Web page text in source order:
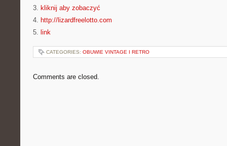
3. kliknij aby zobaczyć
4. http://lizardfreelotto.com
5. link
CATEGORIES: OBUWIE VINTAGE I RETRO
Comments are closed.